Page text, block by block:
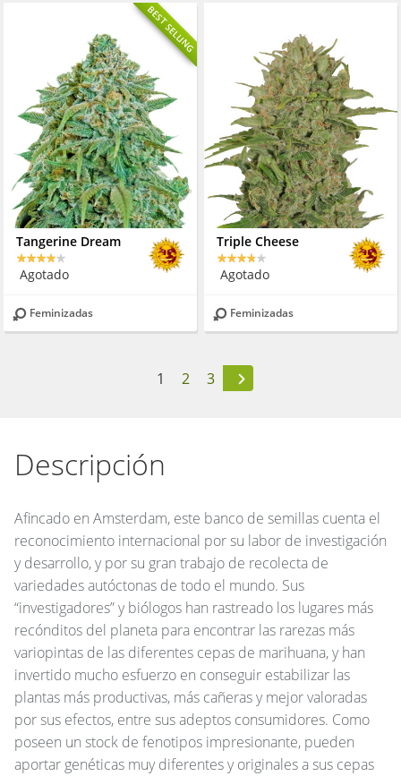
BEST SELLING
Tangerine Dream
Agotado
Feminizadas
Triple Cheese
Agotado
Feminizadas
1 2 3
Descripción
Afincado en Amsterdam, este banco de semillas cuenta el
reconocimiento internacional por su labor de investigación
y desarrollo, y por su gran trabajo de recolecta de
variedades autóctonas de todo el mundo. Sus
“investigadores” y biólogos han rastreado los lugares más
recónditos del planeta para encontrar las rarezas más
variopintas de las diferentes cepas de marihuana, y han
invertido mucho esfuerzo en conseguir estabilizar las
plantas más productivas, más cañeras y mejor valoradas
por sus efectos, entre sus adeptos consumidores. Como
poseen un stock de fenotipos impresionante, pueden
aportar genéticas muy diferentes y originales a sus cepas